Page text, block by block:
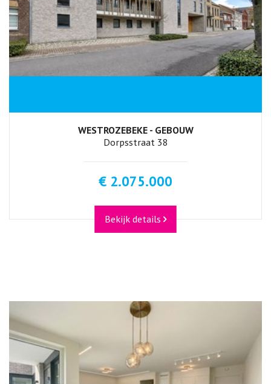
WESTROZEBEKE - GEBOUW
Dorpsstraat 38
€ 2.075.000
Bekijk details